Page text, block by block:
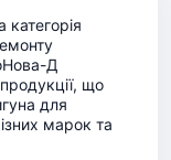
Д
що
для
марок та